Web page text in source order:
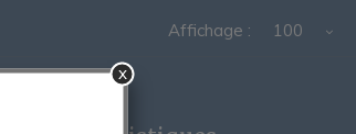
Affichage : 100
x